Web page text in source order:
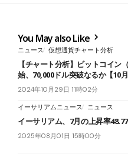
You May also Like
ニュース 仮想通貨チャート分析
【チャート分析】ビットコイン
始、70,000ドル突破なるか【10月
2024年10月29日 11時02分
イーサリアムニュース ニュース
イーサリアム、7月の上昇率
2025年08月01日 15時00分